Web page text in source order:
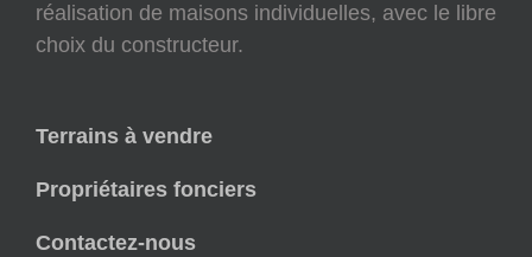
réalisation de maisons individuelles, avec le libre
choix du constructeur.
Terrains à vendre
Propriétaires fonciers
Contactez-nous